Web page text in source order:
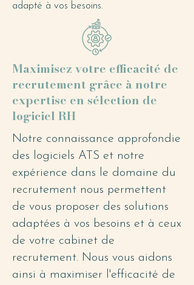
adapté à vos besoins.
Maximisez votre efficacité de
recrutement grâce à notre
expertise en sélection de
logiciel RH
Notre connaissance approfondie
des logiciels ATS et notre
expérience dans le domaine du
recrutement nous permettent
de vous proposer des solutions
adaptées à vos besoins et à ceux
de votre cabinet de
recrutement. Nous vous aidons
ainsi à maximiser l'efficacité de